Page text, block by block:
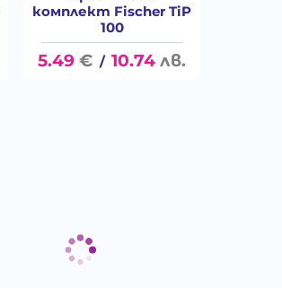
комплект Fischer TiP
100
5.49 € / 10.74 лв.